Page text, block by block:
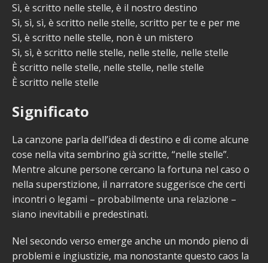
Sì, è scritto nelle stelle, è il nostro destino
Sì, sì, sì, è scritto nelle stelle, scritto per te e per me
Sì, è scritto nelle stelle, non è un mistero
Sì, sì, è scritto nelle stelle, nelle stelle, nelle stelle
È scritto nelle stelle, nelle stelle, nelle stelle
È scritto nelle stelle
Significato
La canzone parla dell’idea di destino e di come alcune
cose nella vita sembrino già scritte, “nelle stelle”.
Mentre alcune persone cercano la fortuna nel caso o
nella superstizione, il narratore suggerisce che certi
incontri o legami – probabilmente una relazione –
siano inevitabili e predestinati.
Nel secondo verso emerge anche un mondo pieno di
problemi e ingiustizie, ma nonostante questo caos la